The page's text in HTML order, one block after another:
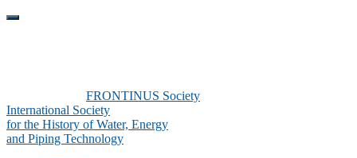
FRONTINUS Society
International Society
for the History of Water, Energy
and Piping Technology